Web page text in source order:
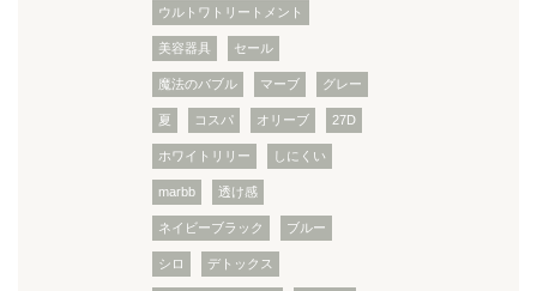
ウルトワトリートメント
美容器具 セール
魔法のバブル マーブ グレー
夏 コスパ オリーブ 27D
ホワイトリリー しにくい
marbb 透け感
ネイビーブラック ブルー
シロ デトックス